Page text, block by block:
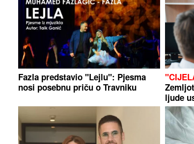
Fazla predstavio "Lejlu": Pjesma
nosi posebnu priču o Travniku
ljude